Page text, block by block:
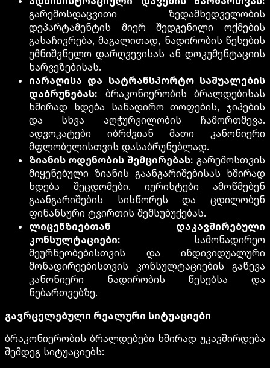
გარემოსდაცვითი ზედამხედველობის
დეპარტამენტის მიერ შედგენილი ოქმების
გასაჩივრება, მაგალითად, ნადირობის წესების
უმნიშვნელო დარღვევისას ან დოკუმენტაციის
ხარვეზებისას.
იარაღისა და სატრანსპორტო საშუალების
დაბრუნებას: ბრაკონიერობის ბრალდებისას
ხშირად ხდება სანადირო თოფების, ჯიპების
და სხვა აღჭურვილობის ჩამორთმევა.
ადვოკატები იბრძვიან მათი კანონიერი
მფლობელისთვის დასაბრუნებლად.
ზიანის ოდენობის შემცირებას: გარემოსთვის
მიყენებული ზიანის გაანგარიშებისას ხშირად
ხდება შეცდომები. იურისტები ამოწმებენ
გაანგარიშების სისწორეს და ცდილობენ
ფინანსური ტვირთის შემსუბუქებას.
ლიცენზიებთან დაკავშირებული
კონსულტაციები: სამონადირეო
მეურნეობებისთვის და ინდივიდუალური
მონადირეებისთვის კონსულტაციების გაწევა
კანონიერი ნადირობის წესებსა და
ნებართვებზე.
გავრცელებული რეალური სიტუაციები
ბრაკონიერობის ბრალდებები ხშირად უკავშირდება
შემდეგ სიტუაციებს: